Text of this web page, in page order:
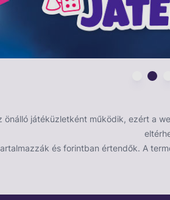
önálló játéküzletként működik, ezért a
és forintban értendők. A